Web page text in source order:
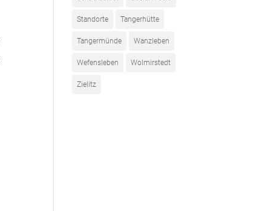
Standorte Tangerhütte
Tangermünde Wanzleben
Wefensleben Wolmirstedt
Zielitz